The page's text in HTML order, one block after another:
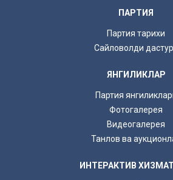
ПАРТИЯ
Партия тарихи
Сайловолди
ЯНГИЛИКЛАР
Партия
Фотогалерея
Видеогалерея
Танлов ва
ИНТЕРАКТИВ